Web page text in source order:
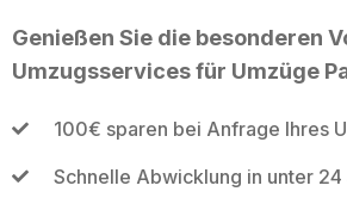
Genießen Sie die besonderen
Umzugsservices für Umzüge
100€ sparen bei Anfrage Ihres
Schnelle Abwicklung in unter 24